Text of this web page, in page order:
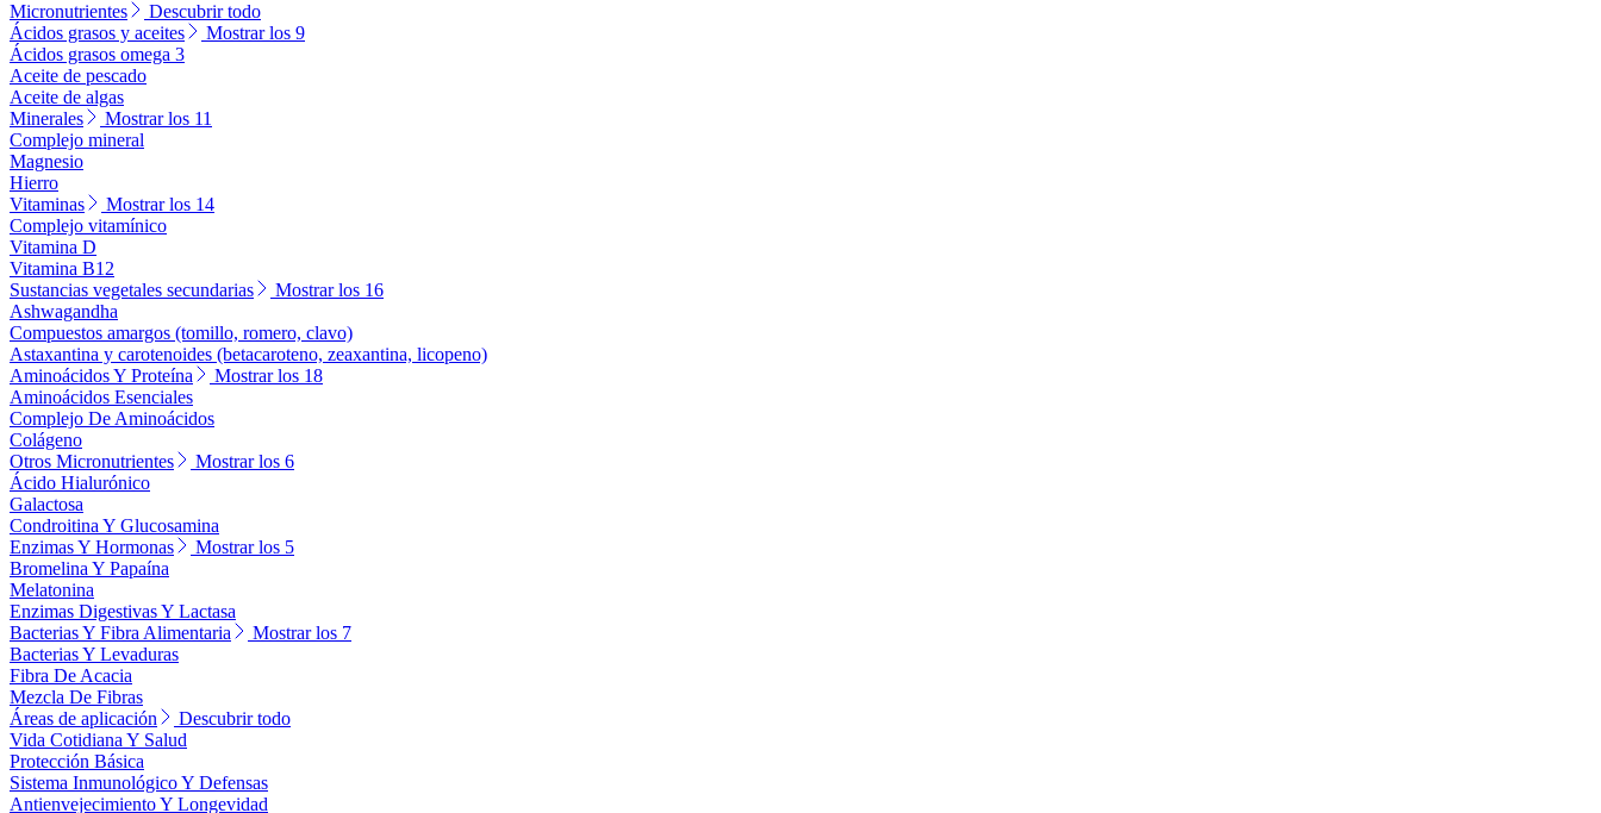
Micronutrientes
Descubrir todo
Ácidos grasos y aceites
Mostrar los 9
Ácidos grasos omega 3
Aceite de pescado
Aceite de algas
Minerales
Mostrar los 11
Complejo mineral
Magnesio
Hierro
Vitaminas
Mostrar los 14
Complejo vitamínico
Vitamina D
Vitamina B12
Sustancias vegetales secundarias
Mostrar los 16
Ashwagandha
Compuestos amargos (tomillo, romero, clavo)
Astaxantina y carotenoides (betacaroteno, zeaxantina, licopeno)
Aminoácidos Y Proteína
Mostrar los 18
Aminoácidos Esenciales
Complejo De Aminoácidos
Colágeno
Otros Micronutrientes
Mostrar los 6
Ácido Hialurónico
Galactosa
Condroitina Y Glucosamina
Enzimas Y Hormonas
Mostrar los 5
Bromelina Y Papaína
Melatonina
Enzimas Digestivas Y Lactasa
Bacterias Y Fibra Alimentaria
Mostrar los 7
Bacterias Y Levaduras
Fibra De Acacia
Mezcla De Fibras
Áreas de aplicación
Descubrir todo
Vida Cotidiana Y Salud
Protección Básica
Sistema Inmunológico Y Defensas
Antienvejecimiento Y Longevidad